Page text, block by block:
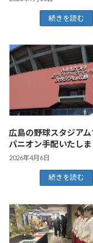
続きを読む
広島の野球スタジアム
パニオン手配いたしま
2026年4月6日
続きを読む